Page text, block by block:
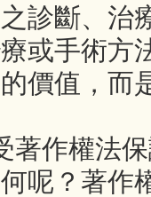
診斷、治
或手術方
價值，而
著作權法
呢？著作